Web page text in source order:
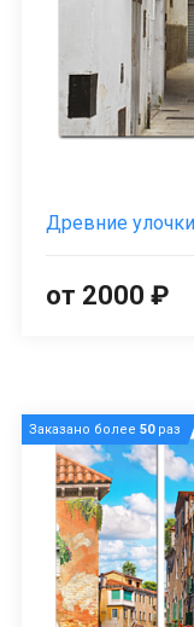
Древние
от 2000 ₽
Заказано более 50раз